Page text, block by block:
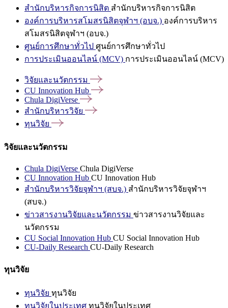
สำนักบริหารกิจการนิสิต สำนักบริหารกิจการนิสิต
องค์การบริหารสโมสรนิสิตจุฬาฯ (อบจ.) องค์การบริหาร
สโมสรนิสิตจุฬาฯ (อบจ.)
ศูนย์การศึกษาทั่วไป ศูนย์การศึกษาทั่วไป
การประเมินออนไลน์ (MCV) การประเมินออนไลน์ (MCV)
วิจัยและนวัตกรรม
CU Innovation Hub
Chula DigiVerse
สำนักบริหารวิจัย
ทุนวิจัย
วิจัยและนวัตกรรม
Chula DigiVerse Chula DigiVerse
CU Innovation Hub CU Innovation Hub
สำนักบริหารวิจัยจุฬาฯ (สบจ.) สำนักบริหารวิจัยจุฬาฯ
(สบจ.)
ข่าวสารงานวิจัยและนวัตกรรม ข่าวสารงานวิจัยและ
นวัตกรรม
CU Social Innovation Hub CU Social Innovation Hub
CU-Daily Research CU-Daily Research
ทุนวิจัย
ทุนวิจัย ทุนวิจัย
ทุนวิจัยในประเทศ ทุนวิจัยในประเทศ